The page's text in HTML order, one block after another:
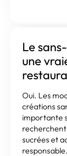
Le
une
Oui. Les
créations
importante
recherchent
sucrées et
responsable.